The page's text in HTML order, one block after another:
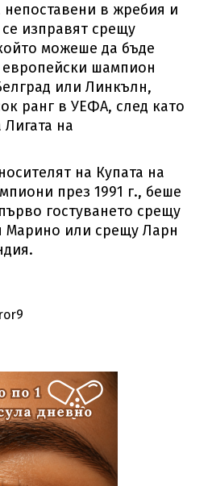
в жребия и
изправят срещу
можеше да бъде
шампион
или Линкълн,
ранг в УЕФА, след като
Лигата на
на Купата на
през 1991 г., беше
гостуването срещу
Марино или срещу Ларн